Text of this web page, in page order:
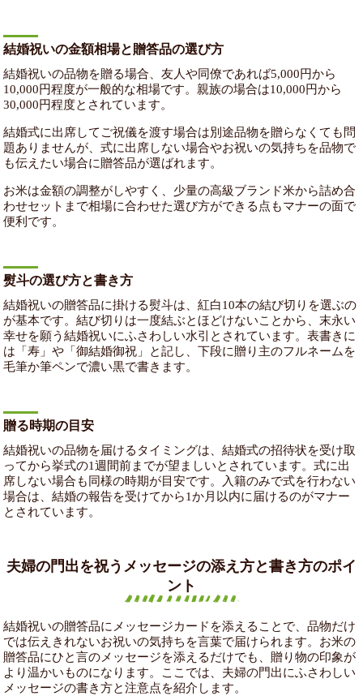
結婚祝いの金額相場と贈答品の選び方
結婚祝いの品物を贈る場合、友人や同僚であれば5,000円から
10,000円程度が一般的な相場です。親族の場合は10,000円から
30,000円程度とされています。
結婚式に出席してご祝儀を渡す場合は別途品物を贈らなくても問
題ありませんが、式に出席しない場合やお祝いの気持ちを品物で
も伝えたい場合に贈答品が選ばれます。
お米は金額の調整がしやすく、少量の高級ブランド米から詰め合
わせセットまで相場に合わせた選び方ができる点もマナーの面で
便利です。
熨斗の選び方と書き方
結婚祝いの贈答品に掛ける熨斗は、紅白10本の結び切りを選ぶの
が基本です。結び切りは一度結ぶとほどけないことから、末永い
幸せを願う結婚祝いにふさわしい水引とされています。表書きに
は「寿」や「御結婚御祝」と記し、下段に贈り主のフルネームを
毛筆か筆ペンで濃い黒で書きます。
贈る時期の目安
結婚祝いの品物を届けるタイミングは、結婚式の招待状を受け取
ってから挙式の1週間前までが望ましいとされています。式に出
席しない場合も同様の時期が目安です。入籍のみで式を行わない
場合は、結婚の報告を受けてから1か月以内に届けるのがマナー
とされています。
夫婦の門出を祝うメッセージの添え方と書き方のポイ
ント
結婚祝いの贈答品にメッセージカードを添えることで、品物だけ
では伝えきれないお祝いの気持ちを言葉で届けられます。お米の
贈答品にひと言のメッセージを添えるだけでも、贈り物の印象が
より温かいものになります。ここでは、夫婦の門出にふさわしい
メッセージの書き方と注意点を紹介します。